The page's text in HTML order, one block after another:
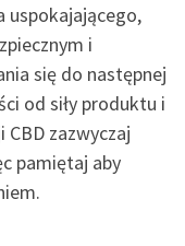
uspokajającego,
i
się do następnej
od siły produktu i
zazwyczaj
pamiętaj aby